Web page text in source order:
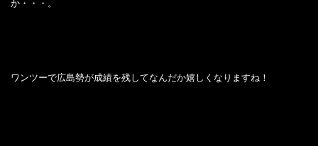
か・・・。
ワンツーで広島勢が成績を残してなんだか嬉しくなりますね！